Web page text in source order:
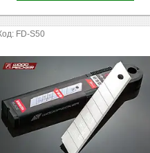
FD-S50